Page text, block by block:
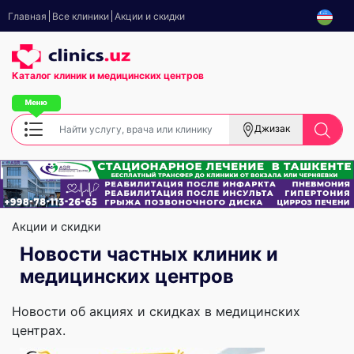
Главная Все клиники Акции и скидки
Каталог клиник и медицинских центров
Джизак
Акции и скидки
Новости частных клиник и
медицинских центров
Новости об акциях и скидках в медицинских
центрах.